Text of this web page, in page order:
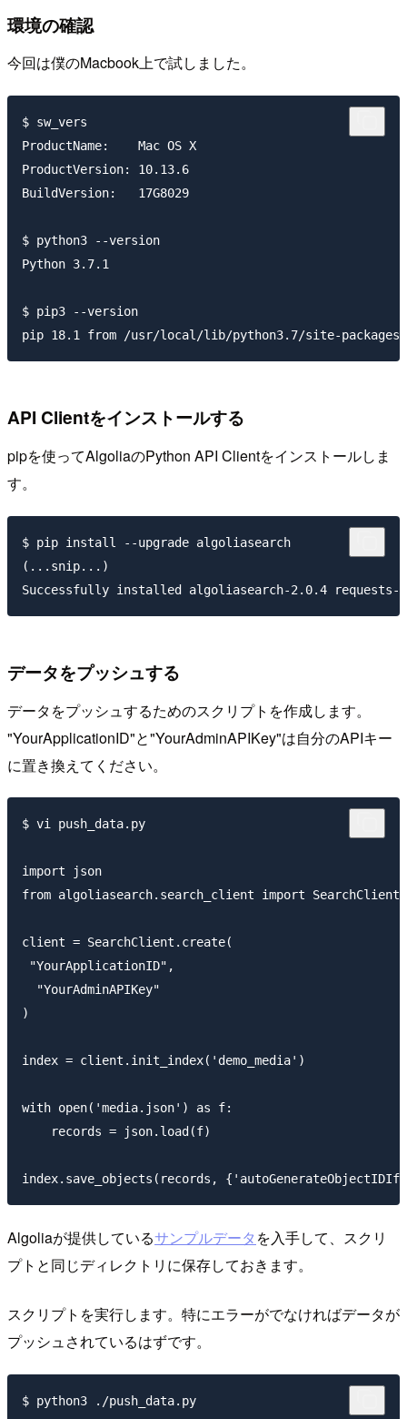
環境の確認
今回は僕のMacbook上で試しました。
$ sw_vers
ProductName:	Mac OS X
ProductVersion:	10.13.6
BuildVersion:	17G8029
$ python3 --version
Python 3.7.1
$ pip3 --version
API Clientをインストールする
pipを使ってAlgoliaのPython API Clientをインストールしま
す。
$ pip install --upgrade algoliasearch
(...snip...)
Successfully installed algoliasearch-2.0.4 requests-
データをプッシュする
データをプッシュするためのスクリプトを作成します。
"YourApplicationID"と"YourAdminAPIKey"は自分のAPIキー
に置き換えてください。
$ vi push_data.py
import json
from algoliasearch.search_client import SearchClient
client = SearchClient.create(
"YourApplicationID",
  "YourAdminAPIKey"
)
index = client.init_index('demo_media')
with open('media.json') as f:
    records = json.load(f)
index.save_objects(records,
Algoliaが提供しているサンプルデータ を入手して、スクリ
プトと同じディレクトリに保存しておきます。
スクリプトを実行します。特にエラーがでなければデータが
プッシュされているはずです。
$ python3 ./push_data.py